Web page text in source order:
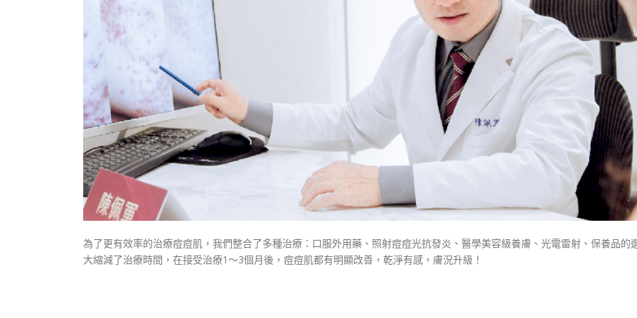
為了更有效率的治療痘痘肌，我們整合了多種治療：口服外用藥、照射痘痘光抗發炎、醫學美容級養膚、光電雷射、保養品的
大縮減了治療時間，在接受治療1～3個月後，痘痘肌都有明顯改善，乾淨有感，膚況升級！